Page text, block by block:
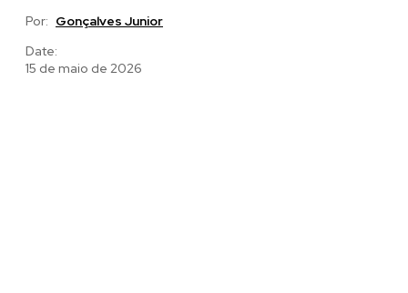
Por: Gonçalves Junior
Date:
15 de maio de 2026